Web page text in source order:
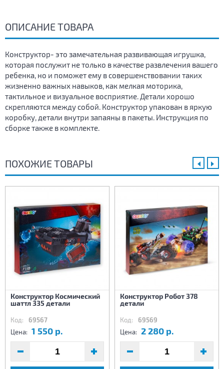
ОПИСАНИЕ ТОВАРА
Конструктор- это замечательная развивающая игрушка,
которая послужит не только в качестве развлечения вашего
ребенка, но и поможет ему в совершенствовании таких
жизненно важных навыков, как мелкая моторика,
тактильное и визуальное восприятие. Детали хорошо
скрепляются между собой. Конструктор упакован в яркую
коробку, детали внутри запаяны в пакеты. Инструкция по
сборке также в комплекте.
ПОХОЖИЕ ТОВАРЫ
Конструктор Космический
шаттл 335 детали
Код: 69567
Цена: 1 550 р.
Конструктор Робот 378
детали
Код: 69569
Цена: 2 280 р.